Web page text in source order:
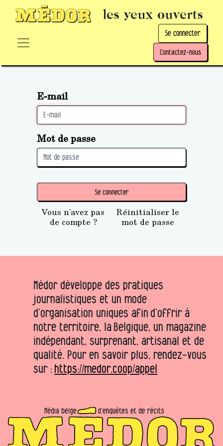
les yeux ouverts
Se connecter
Contactez-nous
E-mail
Mot de passe
Se connecter
Vous n'avez pas
de compte ?
Réinitialiser le
mot de passe
Médor développe des pratiques
journalistiques et un mode
d’organisation uniques afin d’offrir à
notre territoire, la Belgique, un magazine
indépendant, surprenant, artisanal et de
qualité. Pour en savoir plus, rendez-vous
sur : https://medor.coop/appel